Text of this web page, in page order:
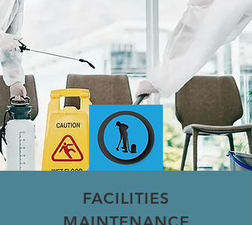
FACILITIES